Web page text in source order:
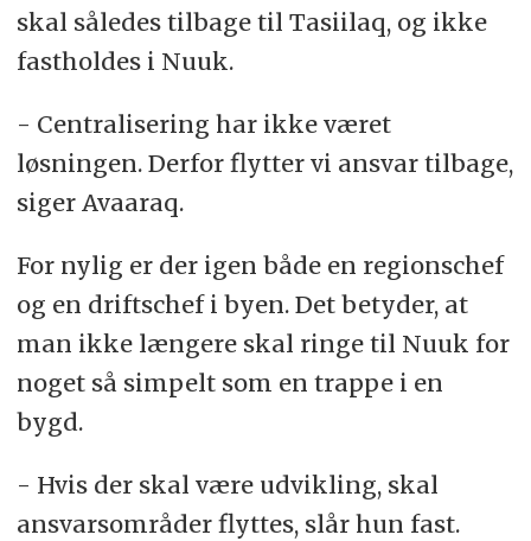
skal således tilbage til Tasiilaq, og ikke
fastholdes i Nuuk.
- Centralisering har ikke været
løsningen. Derfor flytter vi ansvar tilbage,
siger Avaaraq.
For nylig er der igen både en regionschef
og en driftschef i byen. Det betyder, at
man ikke længere skal ringe til Nuuk for
noget så simpelt som en trappe i en
bygd.
- Hvis der skal være udvikling, skal
ansvarsområder flyttes, slår hun fast.